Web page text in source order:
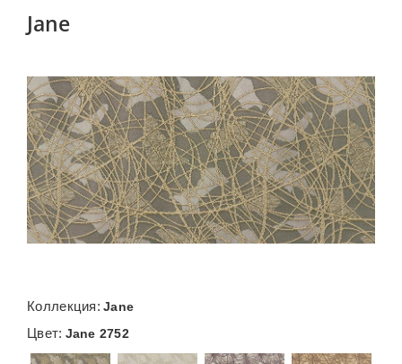
Коллекция: Jane
Цвет: Jane 2752
Jane